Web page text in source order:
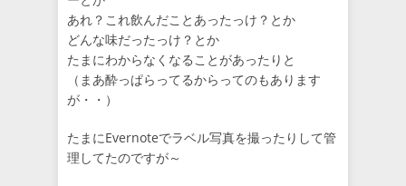
あれ？これ飲んだことあったっけ？とか
どんな味だったっけ？とか
たまにわからなくなることがあったりと
（まあ酔っぱらってるからってのもあります
が・・）
たまにEvernoteでラベル写真を撮ったりして管
理してたのですが～